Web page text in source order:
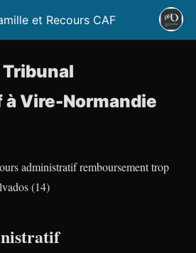
et Recours CAF
Tribunal
Vire-Normandie
administratif remboursement trop
(14)